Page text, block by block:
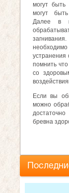
могут быть
могут
Далее в
устранения
помнить
со
Если вы
можно
бревна